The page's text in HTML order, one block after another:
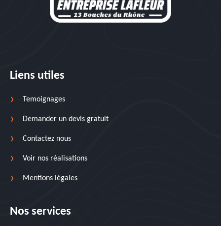
Liens utiles
Temoignages
Demander un devis gratuit
Contactez nous
Voir nos réalisations
Mentions légales
Nos services